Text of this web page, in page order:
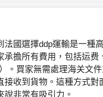
法國選擇ddp運輸是一種
承擔所有費用，包括运费
。買家無需處理海关文
接收到貨物。這種方式對
說非常有吸引力。